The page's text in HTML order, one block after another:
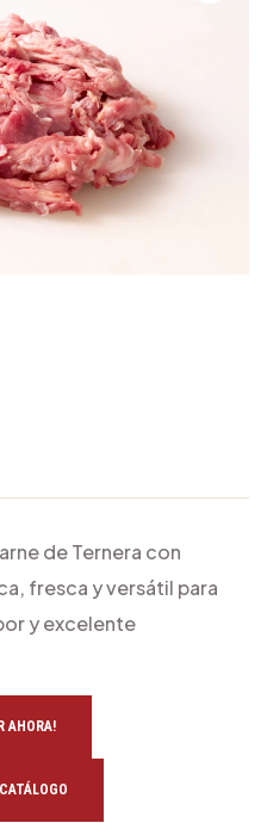
de Ternera con
fresca y versátil para
y excelente
AHORA!